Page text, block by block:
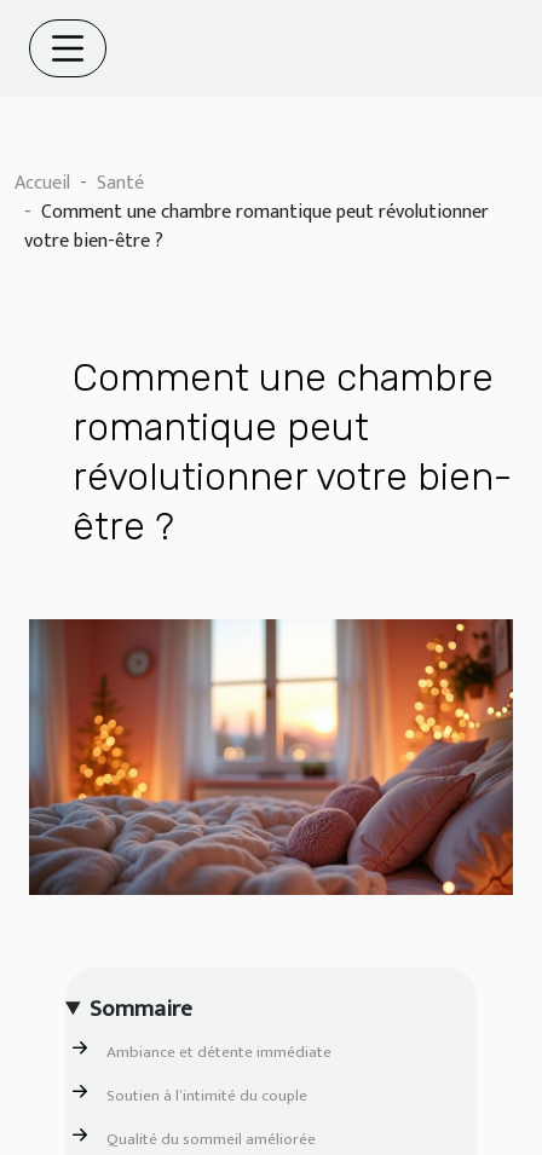
Accueil
Santé
Comment une chambre romantique peut révolutionner
votre bien-être ?
Comment une chambre
romantique peut
révolutionner votre bien-
être ?
Sommaire
Ambiance et détente immédiate
Soutien à l’intimité du couple
Qualité du sommeil améliorée